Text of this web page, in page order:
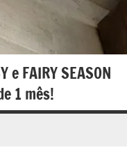
e FAIRY SEASON
1 mês!